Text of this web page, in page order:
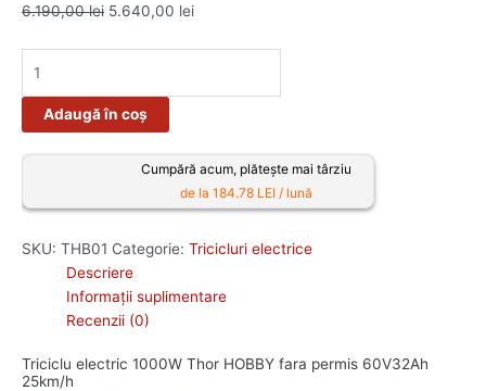
6.190,00lei 5.640,00 lei
Adaugă în coș
Cumpără acum, plătește mai târziu
de la 184.78 LEI / lună
SKU: THB01 Categorie: Tricicluri electrice
Descriere
Informații suplimentare
Recenzii (0)
Triciclu electric 1000W Thor HOBBY fara permis 60V32Ah
25km/h